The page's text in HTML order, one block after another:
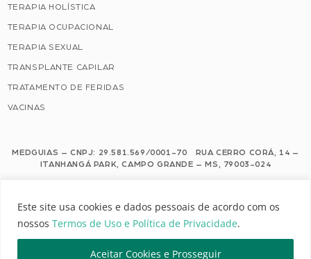
Este site usa cookies e dados pessoais de acordo com os
nossos Termos de Uso e Política de Privacidade.
Aceitar Cookies e Prosseguir
TERAPIA HOLÍSTICA
TERAPIA OCUPACIONAL
TERAPIA SEXUAL
TRANSPLANTE CAPILAR
TRATAMENTO DE FERIDAS
VACINAS
MEDGUIAS – CNPJ: 29.581.569/0001-70 RUA CERRO CORÁ, 14 –
ITANHANGÁ PARK, CAMPO GRANDE – MS, 79003-024
Este site usa cookies e dados pessoais de acordo com os nossos Termos de
Uso e Política de Privacidade.
Configuração de Cookies